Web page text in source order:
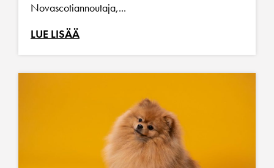
Novascotiannoutaja,...
LUE LISÄÄ